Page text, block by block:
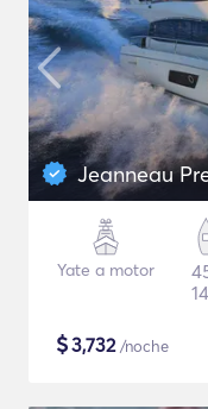
Jeanneau
Yate a motor
$3,732/noche